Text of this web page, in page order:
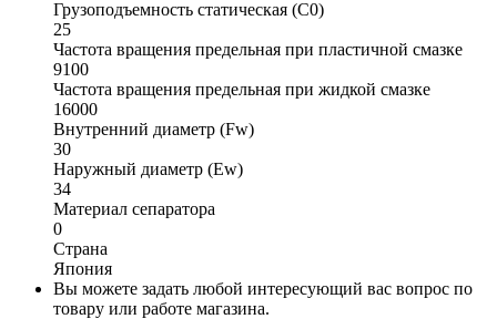
Грузоподъемность статическая (C0)
25
Частота вращения предельная при пластичной смазке
9100
Частота вращения предельная при жидкой смазке
16000
Внутренний диаметр (Fw)
30
Наружный диаметр (Ew)
34
Материал сепаратора
0
Страна
Япония
Вы можете задать любой интересующий вас вопрос по
товару или работе магазина.